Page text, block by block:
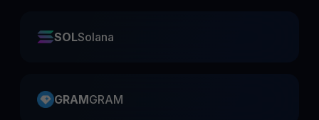
SOLSolana
GRAMGRAM